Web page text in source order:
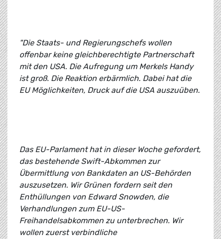
"Die Staats- und Regierungschefs wollen
offenbar keine gleichberechtigte Partnerschaft
mit den USA. Die Aufregung um Merkels Handy
ist groß. Die Reaktion erbärmlich. Dabei hat die
EU Möglichkeiten, Druck auf die USA auszuüben.
Das EU-Parlament hat in dieser Woche gefordert,
das bestehende Swift-Abkommen zur
Übermittlung von Bankdaten an US-Behörden
auszusetzen. Wir Grünen fordern seit den
Enthüllungen von Edward Snowden, die
Verhandlungen zum EU-US-
Freihandelsabkommen zu unterbrechen. Wir
wollen zuerst verbindliche